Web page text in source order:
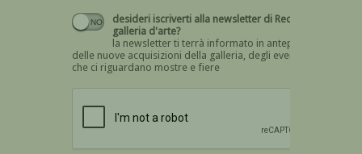
desideri iscriverti alla newsletter di Recta
galleria d'arte?
la newsletter ti terrà informato in anteprima
delle nuove acquisizioni della galleria, degli eventi
che ci riguardano mostre e fiere